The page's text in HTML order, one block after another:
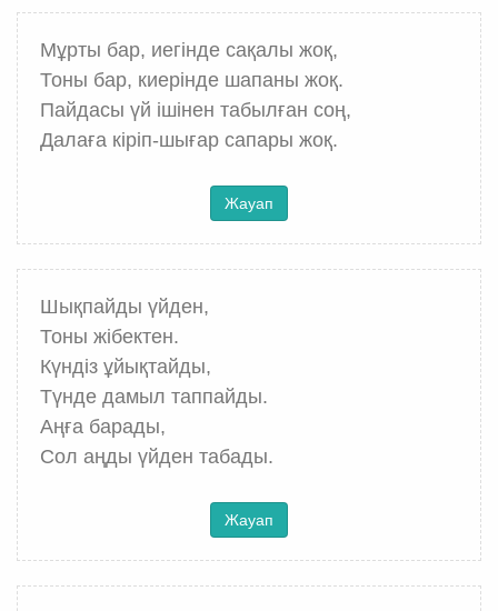
Мұрты бар, иегінде сақалы жоқ,
Тоны бар, киерінде шапаны жоқ.
Пайдасы үй ішінен табылған соң,
Далаға кіріп-шығар сапары жоқ.
Жауап
Шықпайды үйден,
Тоны жібектен.
Күндіз ұйықтайды,
Түнде дамыл таппайды.
Аңға барады,
Сол аңды үйден табады.
Жауап